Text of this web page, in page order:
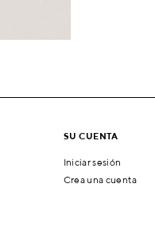
SU CUENTA
Iniciar sesión
Crea una cuenta